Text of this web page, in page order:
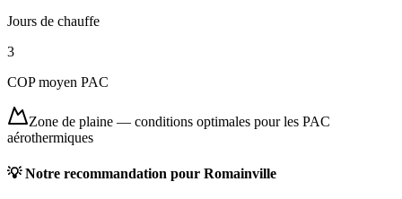
Jours de chauffe
3
COP moyen PAC
Zone de plaine — conditions optimales pour les PAC
aérothermiques
💡 Notre recommandation pour Romainville